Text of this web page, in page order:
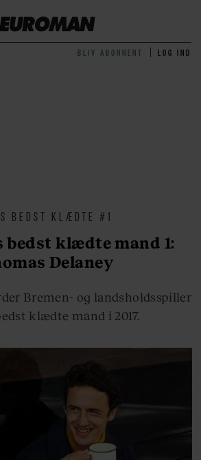
BLIV ABONNENT LOG IND
BEDST KLÆDTE #1
bedst klædte mand 1:
Delaney
Bremen- og landsholdsspiller
klædte mand i 2017.